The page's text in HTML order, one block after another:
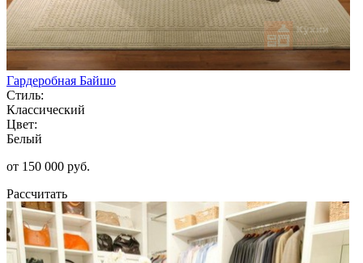
Гардеробная Байшо
Стиль:
Классический
Цвет:
Белый
от 150 000 руб.
Рассчитать